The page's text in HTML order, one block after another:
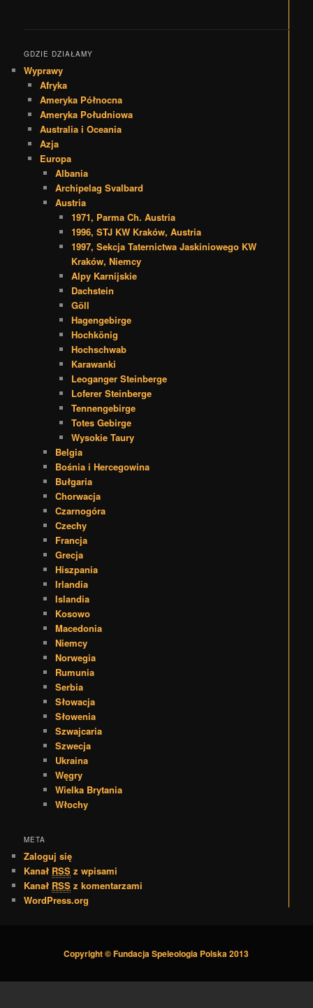
GDZIE DZIAŁAMY
Wyprawy
Afryka
Ameryka Północna
Ameryka Południowa
Australia i Oceania
Azja
Europa
Albania
Archipelag Svalbard
Austria
1971, Parma Ch. Austria
1996, STJ KW Kraków, Austria
1997, Sekcja Taternictwa Jaskiniowego KW
Kraków, Niemcy
Alpy Karnijskie
Dachstein
Göll
Hagengebirge
Hochkönig
Hochschwab
Karawanki
Leoganger Steinberge
Loferer Steinberge
Tennengebirge
Totes Gebirge
Wysokie Taury
Belgia
Bośnia i Hercegowina
Bułgaria
Chorwacja
Czarnogóra
Czechy
Francja
Grecja
Hiszpania
Irlandia
Islandia
Kosowo
Macedonia
Niemcy
Norwegia
Rumunia
Serbia
Słowacja
Słowenia
Szwajcaria
Szwecja
Ukraina
Węgry
Wielka Brytania
Włochy
META
Zaloguj się
Kanał RSS z wpisami
Kanał RSS z komentarzami
WordPress.org
Copyright © Fundacja Speleologia Polska 2013